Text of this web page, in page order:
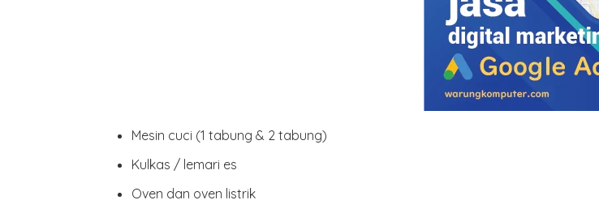
Mesin cuci (1 tabung & 2 tabung)
Kulkas / lemari es
Oven dan oven listrik